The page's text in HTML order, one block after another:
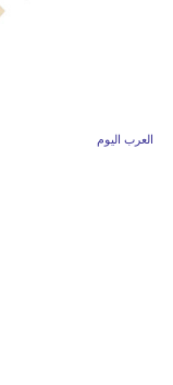
العرب اليوم